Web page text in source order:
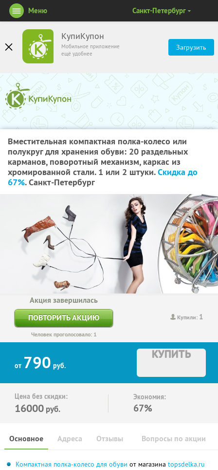
КупиКупон
Мобильное приложение
ещё удобнее
Загрузить
Меню Санкт-Петербург
Вместительная компактная полка-колесо или
полукруг для хранения обуви: 20 раздельных
карманов, поворотный механизм, каркас из
хромированной стали. 1 или 2 штуки.Скидка до
67%. Санкт-Петербург
Купили: 1
Акция завершилась
ПОВТОРИТЬ АКЦИЮ
Человек проголосовало: 1
от 790 руб.
КУПИТЬ
Цена без скидки:
16000 руб.
Экономия:
67%
Основное Отзывы Вопросы по акции
Адреса
Компактная полка-колесо для обуви от магазина topsdelka.ru